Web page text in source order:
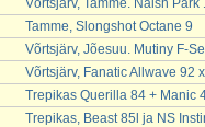
Võrtsjärv, Tamme. Naish Park
Tamme, Slongshot Octane 9
Võrtsjärv, Jõesuu. Mutiny F-
Võrtsjärv, Fanatic Allwave 92
Trepikas Querilla 84 + Manic
Trepikas, Beast 85l ja NS